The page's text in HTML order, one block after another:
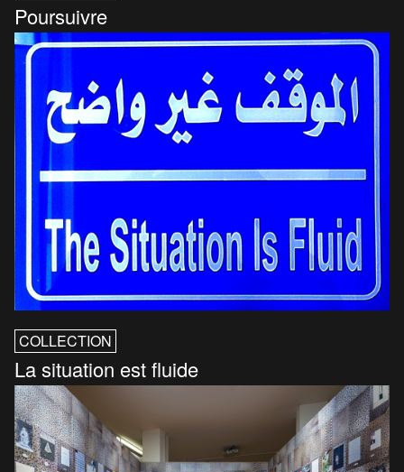
Poursuivre
COLLECTION
La situation est fluide